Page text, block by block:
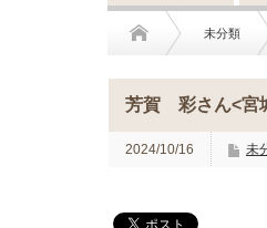
未分類
芳賀 彩さん<宮
2024/10/16 未